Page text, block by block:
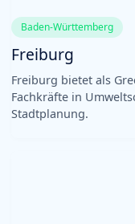
Baden-Württemberg
Freiburg
Freiburg bietet als
Fachkräfte in
Stadtplanung.